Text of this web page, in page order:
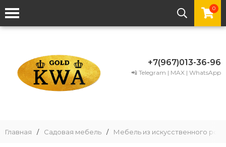
0
+7(967)013-36-96
📲 Telegram | MAX | WhatsApp
Главная / Садовая мебель / Мебель из искусственного